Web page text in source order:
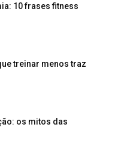
10 frases fitness
treinar menos traz
os mitos das